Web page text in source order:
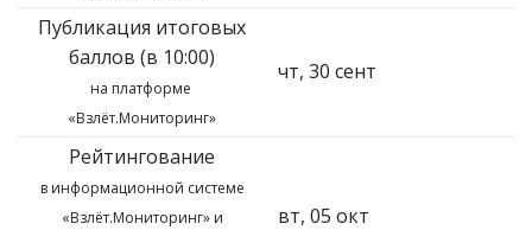
Публикация итоговых
баллов (в 10:00)
на платформе
«Взлёт.Мониторинг»
чт, 30 сент
Рейтингование
в информационной системе
«Взлёт.Мониторинг» и
вт, 05 окт